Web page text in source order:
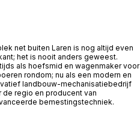
net buiten Laren is nog altijd even
het is nooit anders geweest.
als hoefsmid en wagenmaker voor
rondom; nu als een modern en
landbouw-mechanisatiebedrijf
de regio en producent van
bemestingstechniek.